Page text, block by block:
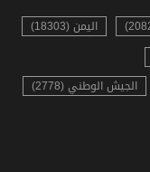
اليمن (18303)
الجيش الوطني (2778)